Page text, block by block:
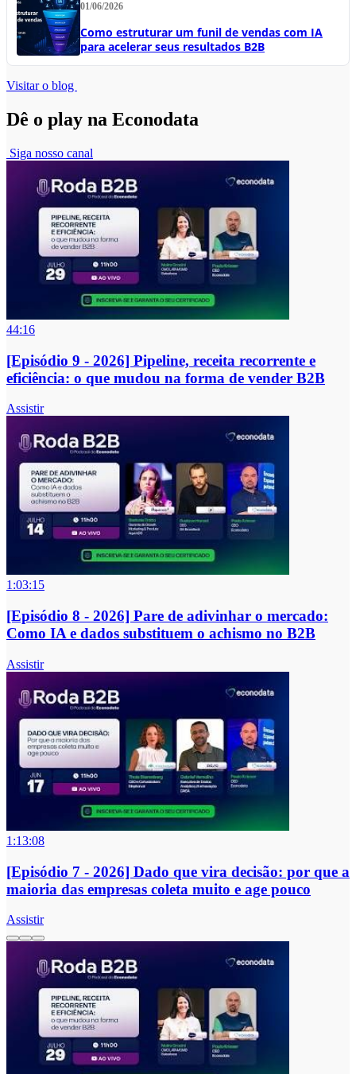
01/06/2026
Como estruturar um funil de vendas com IA
para acelerar seus resultados B2B
Visitar o blog
Dê o play na Econodata
Siga nosso canal
44:16
[Episódio 9 - 2026] Pipeline, receita recorrente e
eficiência: o que mudou na forma de vender B2B
Assistir
1:03:15
[Episódio 8 - 2026] Pare de adivinhar o mercado:
Como IA e dados substituem o achismo no B2B
Assistir
1:13:08
[Episódio 7 - 2026] Dado que vira decisão: por que a
maioria das empresas coleta muito e age pouco
Assistir